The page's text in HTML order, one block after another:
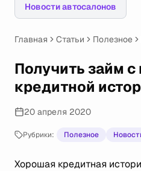
Новости автосалонов
Главная Статьи Полезное
Получить займ с
кредитной
20 апреля 2020
Рубрики: Полезное
Хорошая кредитная